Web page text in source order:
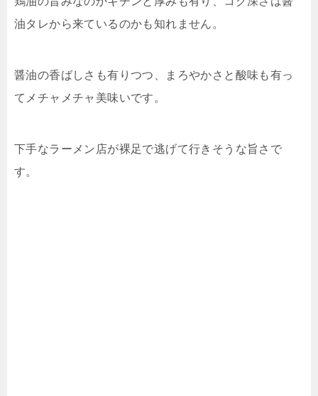
油タレから来ているのかも知れません。
醤油の香ばしさも有りつつ、まろやかさと酸味も有っ
てメチャメチャ美味いです。
下手なラーメン店が裸足で逃げて行きそうな旨さで
す。